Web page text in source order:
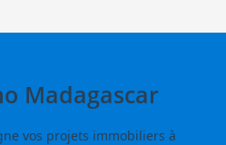
Madagascar
vos projets immobiliers à